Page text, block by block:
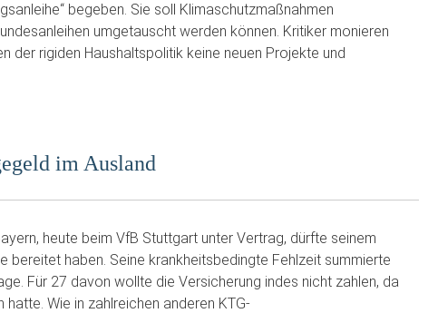
begeben. Sie soll Klimaschutzmaßnahmen
umgetauscht werden können. Kritiker monieren
der rigiden Haushaltspolitik keine neuen Projekte und
im Ausland
heute beim VfB Stuttgart unter Vertrag, dürfte seinem
bereitet haben. Seine krankheitsbedingte Fehlzeit summierte
Für 27 davon wollte die Versicherung indes nicht zahlen, da
Wie in zahlreichen anderen KTG-